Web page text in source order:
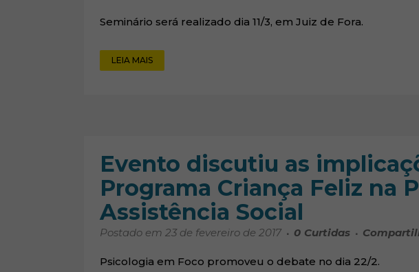
Seminário será realizado dia 11/3, em Juiz de Fora.
LEIA MAIS
Evento discutiu as
Programa Criança Feliz na
Assistência Social
Postado em 23 de fevereiro de 2017 0 Curtidas
Psicologia em Foco promoveu o debate no dia 22/2.